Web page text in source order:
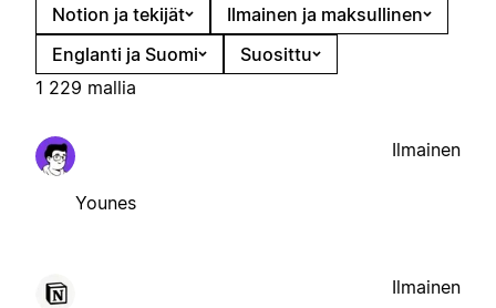
Notion ja tekijät
Ilmainen ja maksullinen
Englanti ja Suomi
Suosittu
1 229 mallia
Younes
Ilmainen
Ilmainen